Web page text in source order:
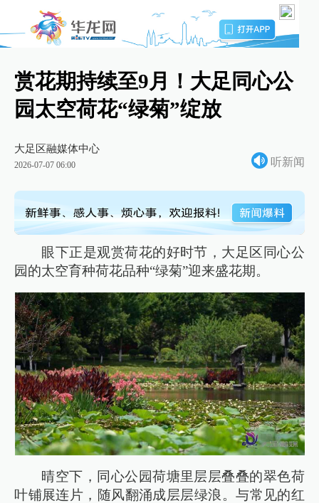
赏花期持续至9月！大足同心公
园太空荷花“绿菊”绽放
大足区融媒体中心
2026-07-07 06:00 听新闻
眼下正是观赏荷花的好时节，大足区同心公
园的太空育种荷花品种“绿菊”迎来盛花期。
晴空下，同心公园荷塘里层层叠叠的翠色荷
叶铺展连片，随风翻涌成层层绿浪。与常见的红